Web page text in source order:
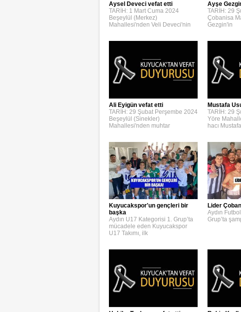
Aysel Deveci vefat etti
TARİH: 1 Mart Cuma 2024
Beşeylül (Merkez)
Mahallesi'nden Veli Deveci'nin
Ayşe
TARİH: 29
Çobanisa
Gezgin'in
Ali Eyigün vefat etti
TARİH: 29 Şubat Perşembe 2024
Beşeylül (Sinekler)
Mahallesi'nden muhtar
Mustafa
TARİH: 29
Yöre
hacı
Kuyucakspor'un gençleri bir
başka
Aydın U17 Kategorisi 1. Grup’ta
mücadele eden Kuyucakspor
U17 Takımı, ilk
Lider
Aydın
Grup’ta